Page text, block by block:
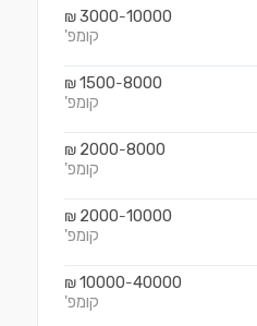
3000-10000
₪
קומפ'
1500-8000
₪
קומפ'
2000-8000
₪
קומפ'
2000-10000
₪
קומפ'
10000-40000
₪
קומפ'